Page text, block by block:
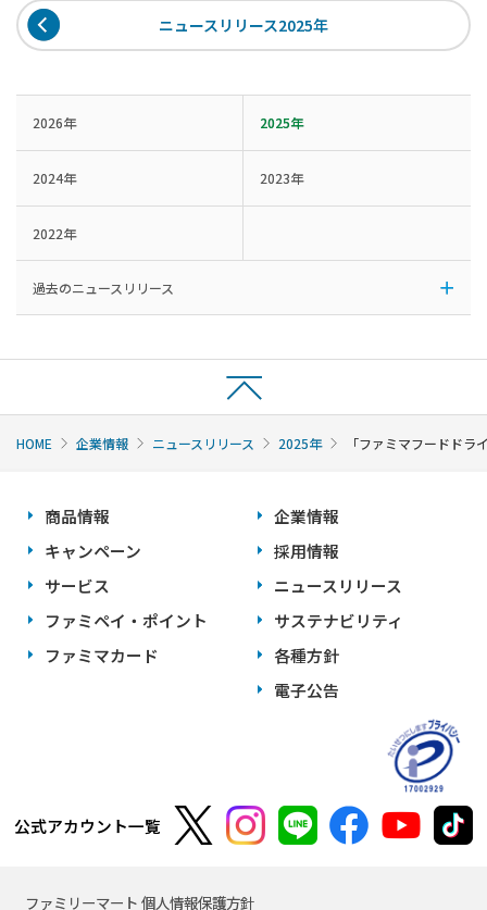
ニュースリリース2025年
2026年 2025年
2024年 2023年
2022年
過去のニュースリリース
HOME 企業情報 ニュースリリース 2025年 「ファミマフードド
商品情報
キャンペーン
サービス
ファミペイ・ポイント
ファミマカード
企業情報
採用情報
ニュースリリース
サステナビリティ
各種方針
電子公告
公式アカウント一覧
ファミリーマート 個人情報保護方針